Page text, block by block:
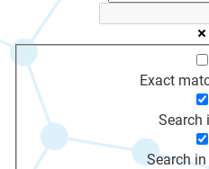
Exact
Search
Search